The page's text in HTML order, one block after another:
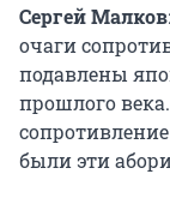
Сергей Малков
очаги
подавлены
прошлого
были эти